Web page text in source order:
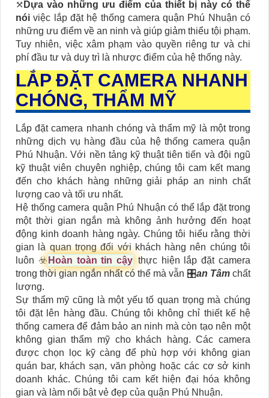
⤧ Dựa vào những ưu điểm của thiết bị này có thể
nóiviệc lắp đặt hệ thống camera quận Phú Nhuận có
những ưu điểm về an ninh và giúp giảm thiểu tội phạm.
Tuy nhiên, việc xâm phạm vào quyền riêng tư và chi
phí đầu tư và duy trì là nhược điểm của hệ thống này.
LẮP ĐẶT CAMERA NHANH
CHÓNG, THẨM MỸ
Lắp đặt camera nhanh chóng và thẩm mỹ là một trong
những dịch vụ hàng đầu của hệ thống camera quận
Phú Nhuận. Với nền tảng kỹ thuật tiên tiến và đội ngũ
kỹ thuật viên chuyên nghiệp, chúng tôi cam kết mang
đến cho khách hàng những giải pháp an ninh chất
lượng cao và tối ưu nhất.
Hệ thống camera quận Phú Nhuận có thể lắp đặt trong
một thời gian ngắn mà không ảnh hưởng đến hoạt
động kinh doanh hàng ngày. Chúng tôi hiểu rằng thời
gian là quan trọng đối với khách hàng nên chúng tôi
luôn ☣️ Hoàn toàn tin cậy thực hiện lắp đặt camera
trong thời gian ngắn nhất có thể mà vẫn 🎛an Tâm chất
lượng.
Sự thẩm mỹ cũng là một yếu tố quan trọng mà chúng
tôi đặt lên hàng đầu. Chúng tôi không chỉ thiết kế hệ
thống camera để đảm bảo an ninh mà còn tạo nên một
không gian thẩm mỹ cho khách hàng. Các camera
được chọn lọc kỹ càng để phù hợp với không gian
quán bar, khách sạn, văn phòng hoặc các cơ sở kinh
doanh khác. Chúng tôi cam kết hiện đại hóa không
gian và làm nổi bật vẻ đẹp của quận Phú Nhuận.